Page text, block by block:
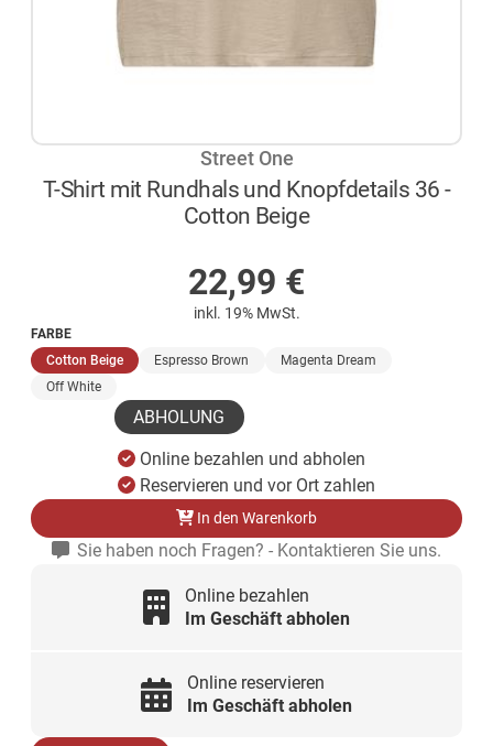
Street One
T-Shirt mit Rundhals und Knopfdetails 36 -
Cotton Beige
22,99 €
inkl. 19% MwSt.
FARBE
Cotton Beige(ausgewählt)
Espresso Brown
Magenta Dream
Off White
ABHOLUNG
Online bezahlen und abholen
Reservieren und vor Ort zahlen
In den Warenkorb
Sie haben noch Fragen? - Kontaktieren Sie uns.
Online bezahlen
Im Geschäft abholen
Online reservieren
Im Geschäft abholen